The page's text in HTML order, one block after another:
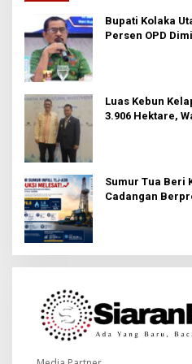
Bupati Kolaka
Persen OPD
Luas Kebun
3.906 Hektare,
Sumur Tua Beri
Cadangan